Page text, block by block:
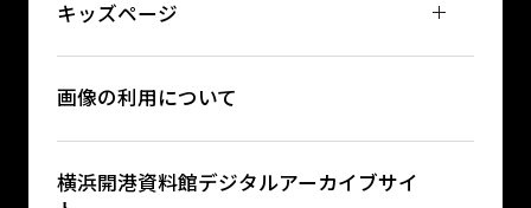
キッズページ
画像の利用について
横浜開港資料館デジタルアーカイブサイ